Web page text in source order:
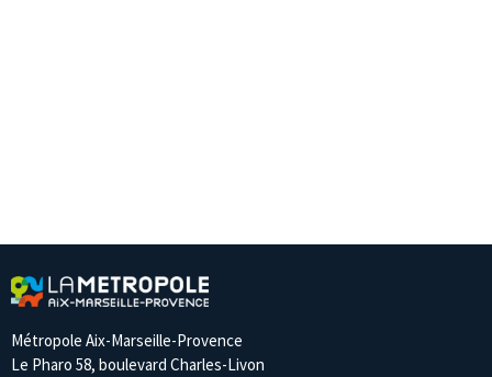
Métropole Aix-Marseille-Provence
Le Pharo 58, boulevard Charles-Livon